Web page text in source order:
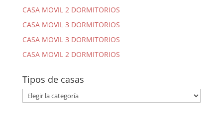
CASA MOVIL 2 DORMITORIOS
CASA MOVIL 3 DORMITORIOS
CASA MOVIL 3 DORMITORIOS
CASA MOVIL 2 DORMITORIOS
Tipos de casas
Tipos
de